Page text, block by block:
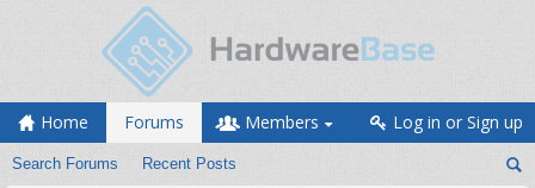
Home Forums
Search Forums Recent Posts
Members Log in or Sign up